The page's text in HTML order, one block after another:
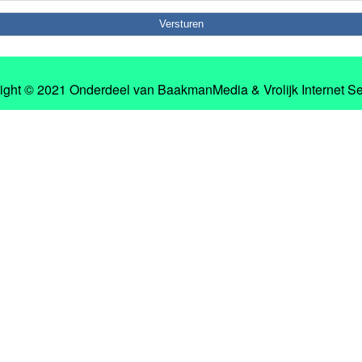
© 2021 Onderdeel van BaakmanMedia& Vrolijk Internet